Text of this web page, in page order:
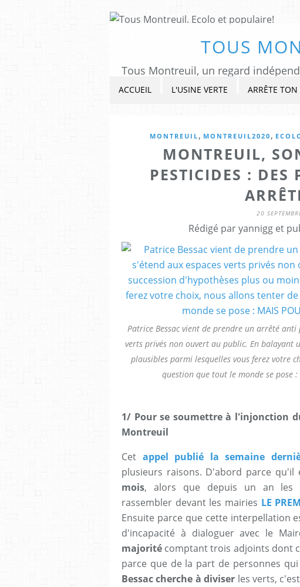
TOUS
ACCUEIL L'USINE VERTE ARRÊTE
MONTREUIL , MONTREUIL2020 ,
MONTREUIL,
PESTICIDES : DES
20
Rédigé par yannigg et
Patrice Bessac vient de prendre un arrêté anti
verts privés non ouvert au public. En balayant
plausibles parmi lesquelles vous ferez votre
question que tout le monde se pose :
1/ Pour se soumettre à l'injonction
Montreuil
Cet appel publié la semaine
plusieurs raisons. D'abord parce qu'il
mois, alors que depuis un an les
rassembler devant les mairies LE
Ensuite parce que cette interpellation
d'incapacité à dialoguer avec le
majorité comptant trois adjoints dont
parce que de la part de personnes
Bessac cherche à diviser les verts,